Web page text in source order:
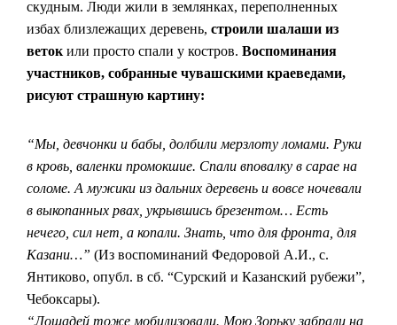
скудным. Люди жили в землянках, переполненных
избах близлежащих деревень, строили шалаши из
веток или просто спали у костров. Воспоминания
участников, собранные чувашскими краеведами,
рисуют страшную картину:
“Мы, девчонки и бабы, долбили мерзлоту ломами. Руки
в кровь, валенки промокшие. Спали вповалку в сарае на
соломе. А мужики из дальних деревень и вовсе ночевали
в выкопанных рвах, укрывшись брезентом… Есть
нечего, сил нет, а копали. Знать, что для фронта, для
Казани…” (Из воспоминаний Федоровой А.И., с.
Янтиково, опубл. в сб. “Сурский и Казанский рубежи”,
Чебоксары).
“Лошадей тоже мобилизовали. Мою Зорьку забрали на